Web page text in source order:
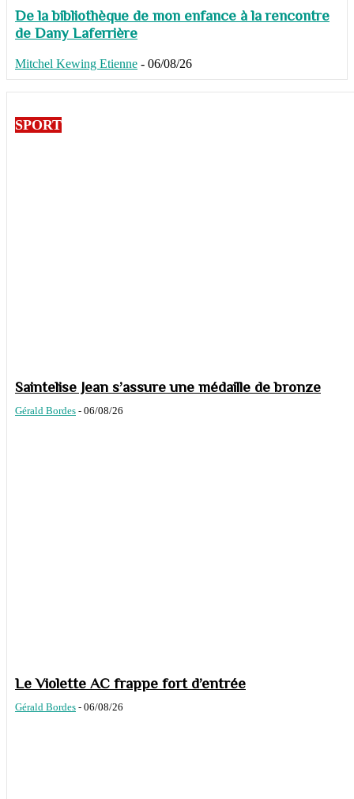
De la bibliothèque de mon enfance à la rencontre
de Dany Laferrière
Mitchel Kewing Etienne - 06/08/26
SPORT
Saintelise Jean s’assure une médaille de bronze
Gérald Bordes - 06/08/26
Le Violette AC frappe fort d’entrée
Gérald Bordes - 06/08/26